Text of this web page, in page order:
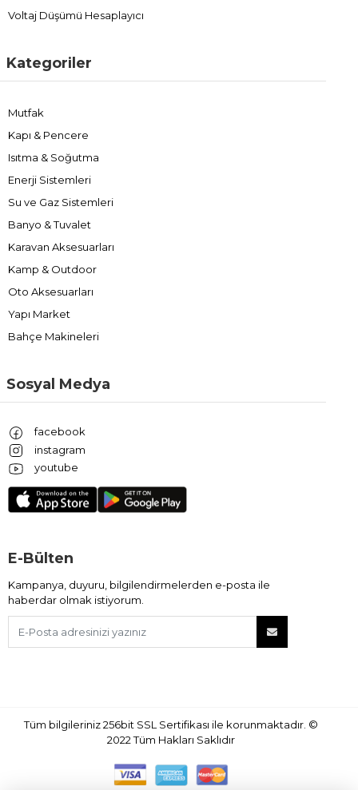
Voltaj Düşümü Hesaplayıcı
Kategoriler
Mutfak
Kapı & Pencere
Isıtma & Soğutma
Enerji Sistemleri
Su ve Gaz Sistemleri
Banyo & Tuvalet
Karavan Aksesuarları
Kamp & Outdoor
Oto Aksesuarları
Yapı Market
Bahçe Makineleri
Sosyal Medya
facebook
instagram
youtube
E-Bülten
Kampanya, duyuru, bilgilendirmelerden e-posta ile
haberdar olmak istiyorum.
Tüm bilgileriniz 256bit SSL Sertifikası ile korunmaktadır. ©
2022Tüm Hakları Saklıdır